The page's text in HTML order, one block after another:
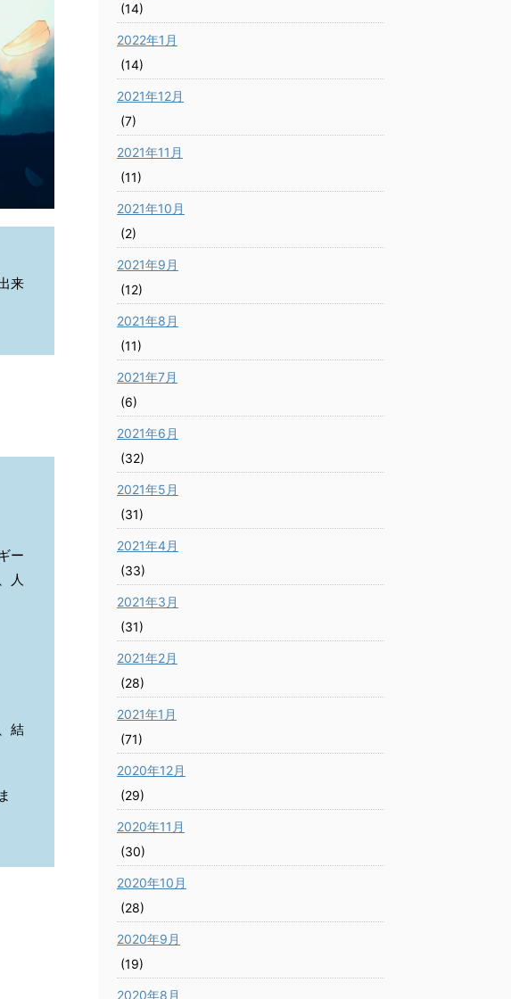
来
ー
人
結
(14)
2022年1月
(14)
2021年12月
(7)
2021年11月
(11)
2021年10月
(2)
2021年9月
(12)
2021年8月
(11)
2021年7月
(6)
2021年6月
(32)
2021年5月
(31)
2021年4月
(33)
2021年3月
(31)
2021年2月
(28)
2021年1月
(71)
2020年12月
(29)
2020年11月
(30)
2020年10月
(28)
2020年9月
(19)
2020年8月